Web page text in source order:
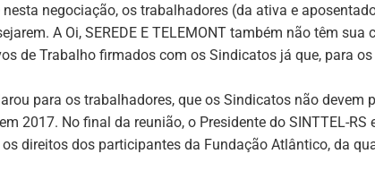
negociação, os trabalhadores (da ativa e
A Oi, SEREDE E TELEMONT também não têm
de Trabalho firmados com os Sindicatos já que, para
para os trabalhadores, que os Sindicatos não
2017. No final da reunião, o Presidente do SINTTEL-
direitos dos participantes da Fundação Atlântico, da